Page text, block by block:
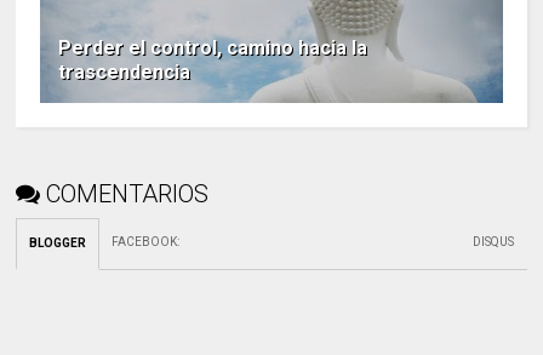
Perder el control, camino hacia la
trascendencia
COMENTARIOS
BLOGGER FACEBOOK: DISQUS